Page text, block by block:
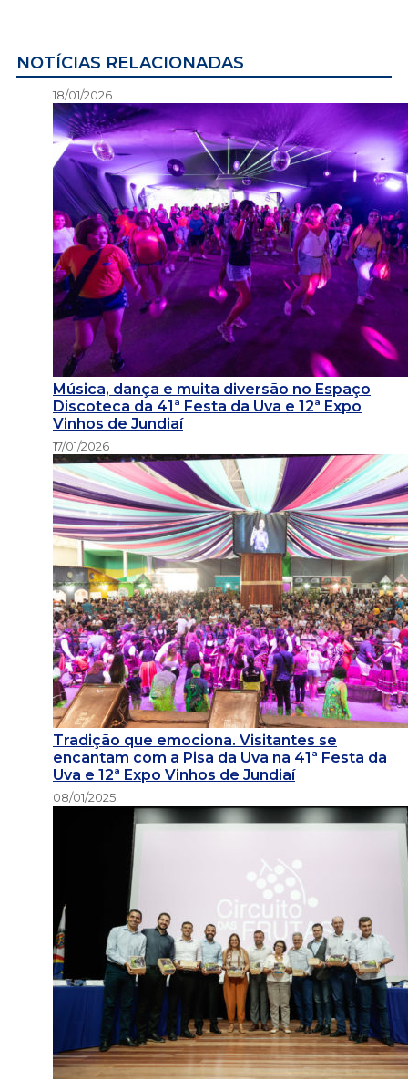
NOTÍCIAS RELACIONADAS
18/01/2026
Música, dança e muita diversão no Espaço
Discoteca da 41ª Festa da Uva e 12ª Expo
Vinhos de Jundiaí
17/01/2026
Tradição que emociona. Visitantes se
encantam com a Pisa da Uva na 41ª Festa da
Uva e 12ª Expo Vinhos de Jundiaí
08/01/2025